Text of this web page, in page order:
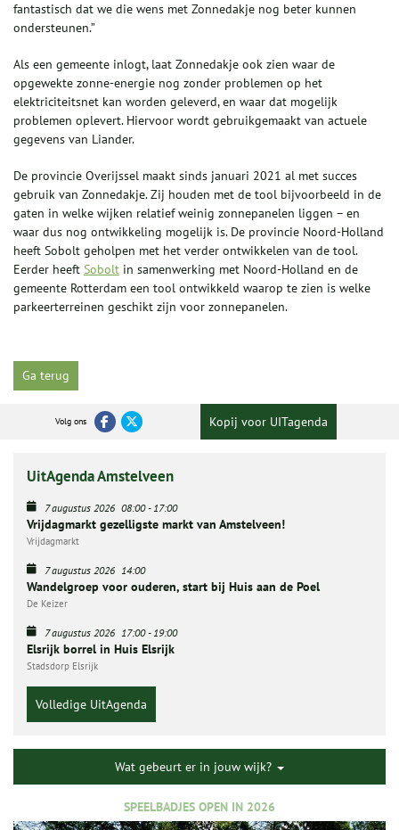
fantastisch dat we die wens met Zonnedakje nog beter kunnen
ondersteunen.”
Als een gemeente inlogt, laat Zonnedakje ook zien waar de
opgewekte zonne-energie nog zonder problemen op het
elektriciteitsnet kan worden geleverd, en waar dat mogelijk
problemen oplevert. Hiervoor wordt gebruikgemaakt van actuele
gegevens van Liander.
De provincie Overijssel maakt sinds januari 2021 al met succes
gebruik van Zonnedakje. Zij houden met de tool bijvoorbeeld in de
gaten in welke wijken relatief weinig zonnepanelen liggen – en
waar dus nog ontwikkeling mogelijk is. De provincie Noord-Holland
heeft Sobolt geholpen met het verder ontwikkelen van de tool.
Eerder heeft Sobolt in samenwerking met Noord-Holland en de
gemeente Rotterdam een tool ontwikkeld waarop te zien is welke
parkeerterreinen geschikt zijn voor zonnepanelen.
Ga terug
Volg ons Kopij voor UITagenda
UitAgenda Amstelveen
7 augustus 2026 08:00-17:00
Vrijdagmarkt gezelligste markt van Amstelveen!
Vrijdagmarkt
7 augustus 2026 14:00
Wandelgroep voor ouderen, start bij Huis aan de Poel
De Keizer
7 augustus 2026 17:00-19:00
Elsrijk borrel in Huis Elsrijk
Stadsdorp Elsrijk
Volledige UitAgenda
Wat gebeurt er in jouw wijk?
SPEELBADJES OPEN IN 2026